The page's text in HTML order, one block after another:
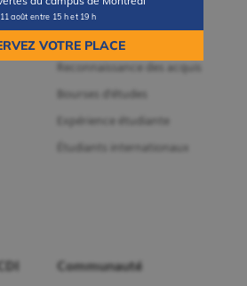
11 août entre 15 h et 19 h
VOTRE PLACE
Admissions
Conditions d'admission
Reconnaissance des acquis
Bourses d'études
Expérience étudiante
Étudiants internationaux
Communauté